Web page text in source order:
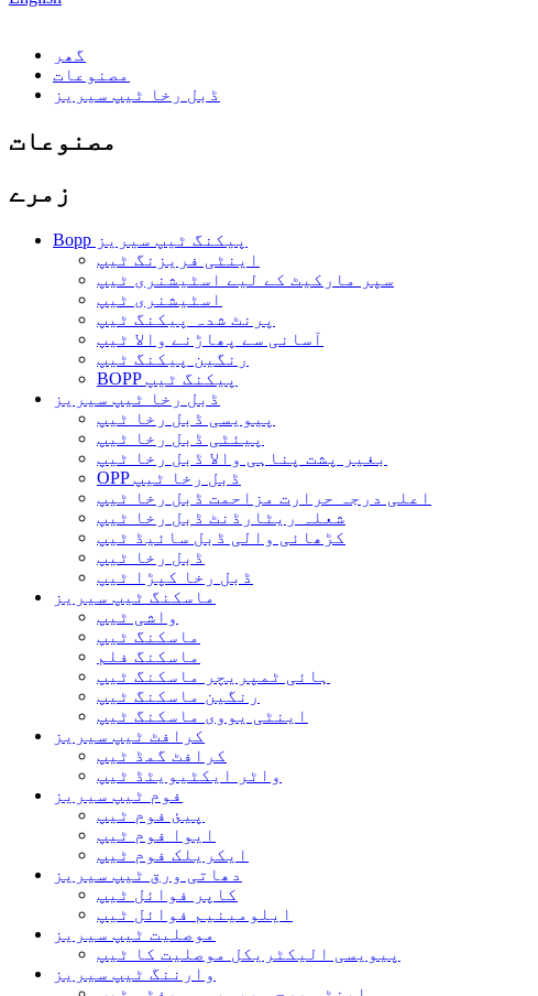
گھر
مصنوعات
ڈبل رخا ٹیپ سیریز
مصنوعات
زمرے
Bopp پیکنگ ٹیپ سیریز
اینٹی فریزنگ ٹیپ
سپر مارکیٹ کے لیے اسٹیشنری ٹیپ
اسٹیشنری ٹیپ
پرنٹ شدہ پیکنگ ٹیپ
آسانی سے پھاڑنے والا ٹیپ
رنگین پیکنگ ٹیپ
BOPP پیکنگ ٹیپ
ڈبل رخا ٹیپ سیریز
پیویسی ڈبل رخا ٹیپ
پیئٹی ڈبل رخا ٹیپ
بغیر پشت پناہی والا ڈبل ​​رخا ٹیپ
OPP ڈبل رخا ٹیپ
اعلی درجہ حرارت مزاحمت ڈبل رخا ٹیپ
شعلہ ریٹارڈنٹ ڈبل رخا ٹیپ
کڑھائی والی ڈبل سائیڈ ٹیپ
ڈبل رخا ٹیپ
ڈبل رخا کپڑا ٹیپ
ماسکنگ ٹیپ سیریز
واشی ٹیپ
ماسکنگ ٹیپ
ماسکنگ فلم
ہائی ٹمپریچر ماسکنگ ٹیپ
رنگین ماسکنگ ٹیپ
اینٹی یووی ماسکنگ ٹیپ
کرافٹ ٹیپ سیریز
کرافٹ گمڈ ٹیپ
واٹر ایکٹیویٹڈ ٹیپ
فوم ٹیپ سیریز
پیئ فوم ٹیپ
ایوا فوم ٹیپ
ایکریلک فوم ٹیپ
دھاتی ورق ٹیپ سیریز
کاپر فوائل ٹیپ
ایلومینیم فوائل ٹیپ
موصلیت ٹیپ سیریز
پیویسی الیکٹریکل موصلیت کا ٹیپ
وارننگ ٹیپ سیریز